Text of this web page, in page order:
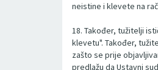
neistine i klevete na
18. Također, tužitelji
klevetu". Također,
zašto se prije
predlažu da Ustavni